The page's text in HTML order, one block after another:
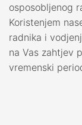
osposobljenog
Koristenjem
radnika i
na Vas zahtjev
vremenski